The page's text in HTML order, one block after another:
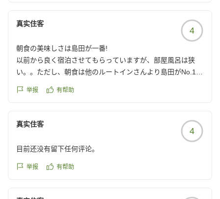
真实住客
4
朝食の美味しさは島田が一番!
以前から良く宿泊させてもらっていますが、部屋風呂は狭
い。。ただし、朝食は他のルートインさんより島田がNo.1で
ります。今後もお世話になると思いますが、美味しい朝食を
クチコミの詳細はこちらから
举报 有帮助
真实住客
4
目前还没有留下任何评论。
举报 有帮助